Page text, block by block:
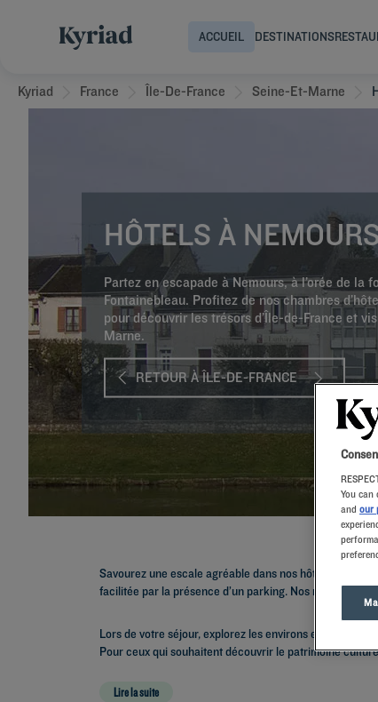
ACCUEIL DESTINATIONS
Kyriad France Île-De-France Seine-Et-Marne
HÔTELS À
Partez en escapade à Nemours, à l’orée de la
Fontainebleau. Profitez de nos chambres
pour découvrir les trésors d’Île-de-France et
Marne.
RETOUR À ÎLE-DE-FRANCE
Savourez une escale agréable dans nos hôtels Kyriad
facilitée par la présence d’un parking. Nos
Lors de votre séjour, explorez les environs en visitant
Pour ceux qui souhaitent découvrir le patrimoine
Lire la suite
You can
and our